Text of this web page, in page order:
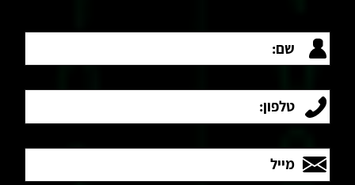
שם:
טלפון:
מייל